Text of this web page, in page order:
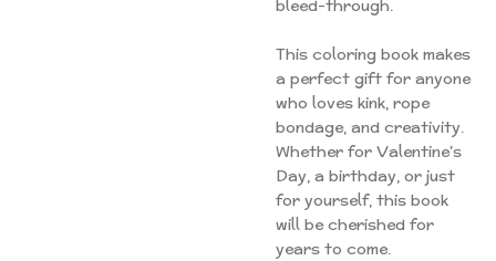
bleed-through.
This coloring book makes
a perfect gift for anyone
who loves kink, rope
bondage, and creativity.
Whether for Valentine's
Day, a birthday, or just
for yourself, this book
will be cherished for
years to come.